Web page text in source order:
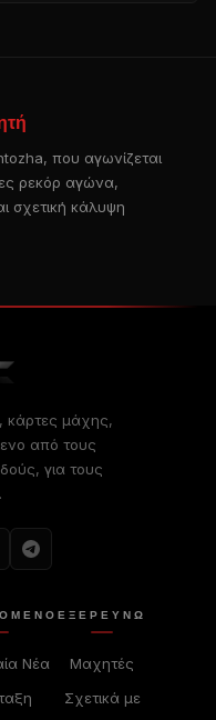
που αγωνίζεται
ρεκόρ αγώνα,
σχετική κάλυψη
κάρτες μάχης,
από τους
για τους
Νέα
ΕΞΕΡΕΥΝΏ
Μαχητές
Σχετικά με